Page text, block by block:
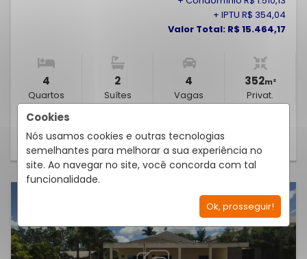
Cookies
Nós usamos cookies e outras tecnologias
semelhantes para melhorar a sua experiência no
site. Ao navegar no site, você concorda com tal
funcionalidade.
Ok, prosseguir!
+ IPTU R$ 354,04
Valor Total: R$ 15.464,17
4
Quartos
2
Suítes
4
Vagas
352m²
Privat.
SABER MAIS